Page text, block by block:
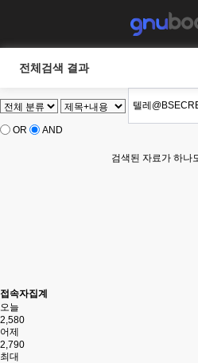
전체검색 결과
OR AND
검색된 자료가 하나
접속자집계
오늘
2,580
어제
2,790
최대